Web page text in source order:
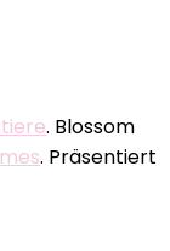
. Blossom
. Präsentiert